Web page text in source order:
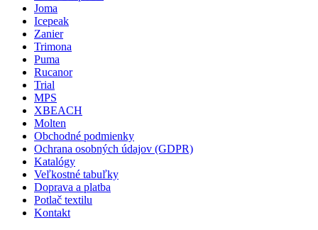
Joma
Icepeak
Zanier
Trimona
Puma
Rucanor
Trial
MPS
XBEACH
Molten
Obchodné podmienky
Ochrana osobných údajov (GDPR)
Katalógy
Veľkostné tabuľky
Doprava a platba
Potlač textilu
Kontakt